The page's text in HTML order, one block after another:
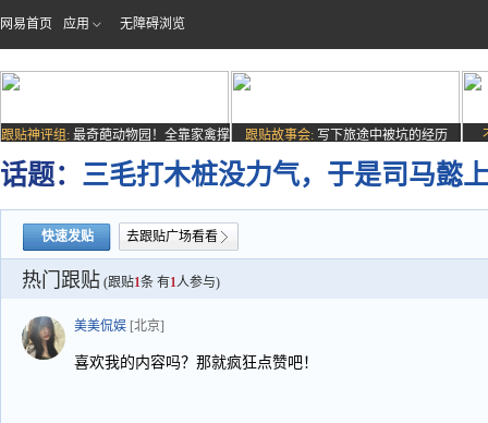
网易首页 应用 无障碍浏览
跟贴神评组: 最奇葩动物园！全靠家禽撑
场子
跟贴故事会: 写下旅途中被坑的经历
话题： 三毛打木桩没力气，于是司马懿
快速发贴 去跟贴广场看看
热门跟贴 (跟贴1条 有1人参与)
美美侃娱 [北京]
喜欢我的内容吗？那就疯狂点赞吧！